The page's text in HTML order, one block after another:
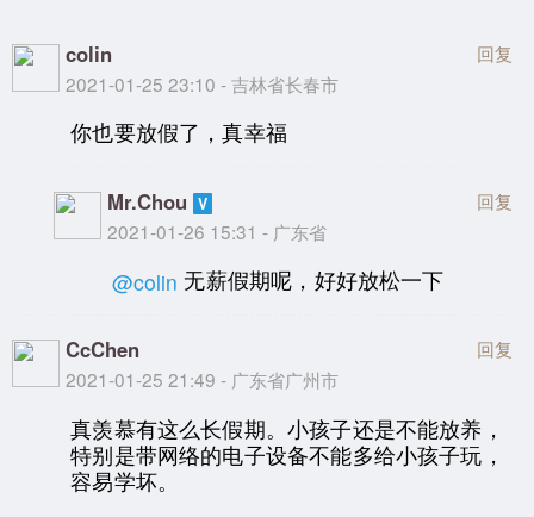
colin
2021-01-25 23:10 - 吉林省长春市
回复
你也要放假了，真幸福
Mr.Chou
2021-01-26 15:31 - 广东省
回复
@colin 无薪假期呢，好好放松一下
CcChen
2021-01-25 21:49 - 广东省广州市
回复
真羡慕有这么长假期。小孩子还是不能放养，
特别是带网络的电子设备不能多给小孩子玩，
容易学坏。